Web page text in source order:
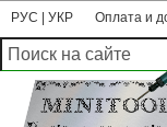
РУС УКР Оплата и